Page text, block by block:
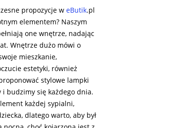
propozycje w eButik.pl
elementem? Naszym
one wnętrze, nadając
Wnętrze dużo mówi o
mieszkanie,
estetyki, również
stylowe lampki
i budzimy się każdego dnia.
każdej sypialni,
dlatego warto, aby był